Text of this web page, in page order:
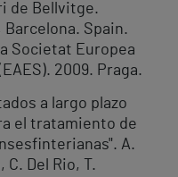
de Bellvitge.
Spain.
Societat Europea
2009. Praga.
a largo plazo
el tratamiento de
A.
C. Del Rio, T.